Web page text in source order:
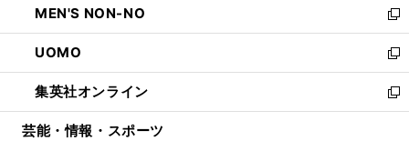
く
で
開
く
ド
ウ
で
開
く
ィ
ン
ド
ウ
で
開
い
ウ
ィ
ン
ド
ウ
MEN'S NON-NO
新
し
い
ウ
ィ
ン
UOMO
新
し
い
ウ
集英社オンライン
新
し
芸能・情報・スポーツ